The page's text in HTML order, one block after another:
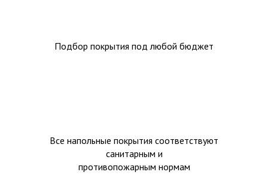
Подбор покрытия под любой бюджет
Все напольные покрытия соответствуют
санитарным и
противопожарным нормам